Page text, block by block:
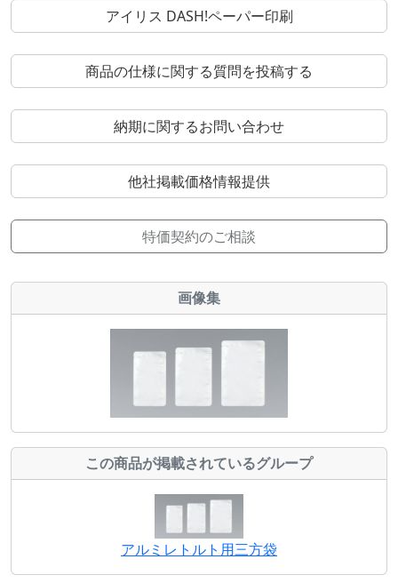
アイリス DASH!ペーパー印刷
商品の仕様に関する質問を投稿する
納期に関するお問い合わせ
他社掲載価格情報提供
特価契約のご相談
画像集
この商品が掲載されているグループ
アルミレトルト用三方袋